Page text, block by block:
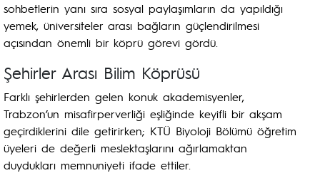
sohbetlerin yanı sıra sosyal paylaşımların da yapıldığı
yemek, üniversiteler arası bağların güçlendirilmesi
açısından önemli bir köprü görevi gördü.
Şehirler Arası Bilim Köprüsü
Farklı şehirlerden gelen konuk akademisyenler,
Trabzon’un misafirperverliği eşliğinde keyifli bir akşam
geçirdiklerini dile getirirken; KTÜ Biyoloji Bölümü öğretim
üyeleri de değerli meslektaşlarını ağırlamaktan
duydukları memnuniyeti ifade ettiler.